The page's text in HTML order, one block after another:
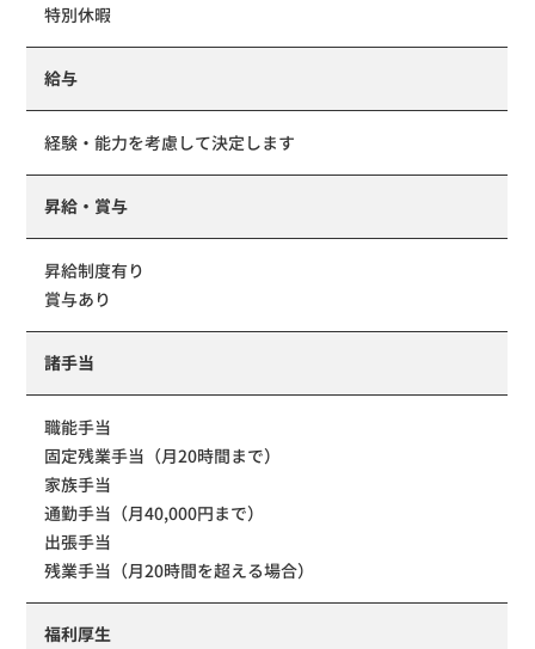
特別休暇
給与
経験・能力を考慮して決定します
昇給・賞与
昇給制度有り
賞与あり
諸手当
職能手当
固定残業手当（月20時間まで）
家族手当
通勤手当（月40,000円まで）
出張手当
残業手当（月20時間を超える場合）
福利厚生